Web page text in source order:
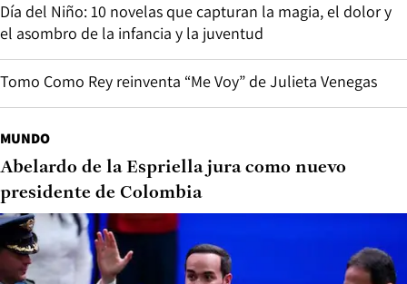
Día del Niño: 10 novelas que capturan la magia, el dolor y
el asombro de la infancia y la juventud
Tomo Como Rey reinventa “Me Voy” de Julieta Venegas
MUNDO
Abelardo de la Espriella jura como nuevo
presidente de Colombia